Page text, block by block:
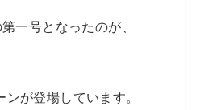
一号となったのが、
が登場しています。